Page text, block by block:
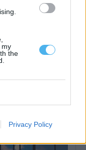
my
the
Privacy Policy
e atingem 2.152
no Alentejo